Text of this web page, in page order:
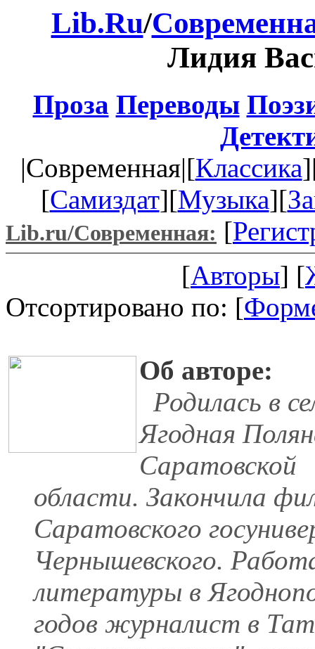
Lib.Ru/
Лидия
Проза Переводы
|Современная|[Классика
[Самиздат][Музыка][
Lib.ru/Современная: [
[Авторы] [
Отсортировано по: [
Об авторе:
Родилась в
Ягодная
Саратовской
области. Закончила
Саратовского
Чернышевского.
литературы в
годов журналист в